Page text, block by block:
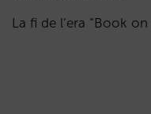
La fi de l’era “Book